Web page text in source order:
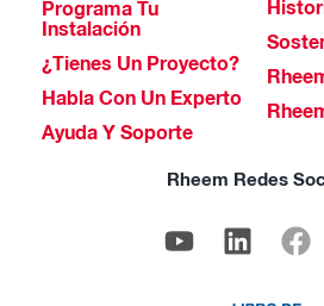
Programa Tu
Instalación
¿Tienes Un Proyecto?
Habla Con Un Experto
Ayuda Y Soporte
Rheem Redes